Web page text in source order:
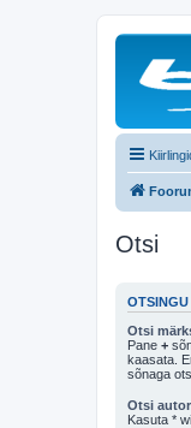
Otsi
Otsi
Pane +
kaasata.
sõnaga
Otsi
Kasuta *